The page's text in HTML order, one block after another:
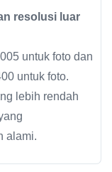
resolusi luar
untuk foto dan
untuk foto.
lebih rendah
alami.